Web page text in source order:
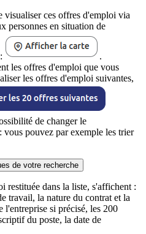
visualiser ces offres d'emploi via
personnes en situation de
.
les offres d'emploi que vous
les offres d'emploi suivantes,
de changer le
vous pouvez par exemple les trier
de votre recherche
restituée dans la liste, s'affichent :
travail, la nature du contrat et la
l'entreprise si précisé, les 200
du poste, la date de